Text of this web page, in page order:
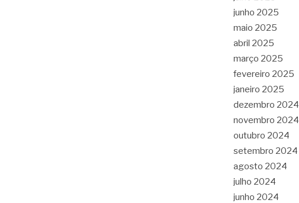
junho 2025
maio 2025
abril 2025
março 2025
fevereiro 2025
janeiro 2025
dezembro 2024
novembro 2024
outubro 2024
setembro 2024
agosto 2024
julho 2024
junho 2024